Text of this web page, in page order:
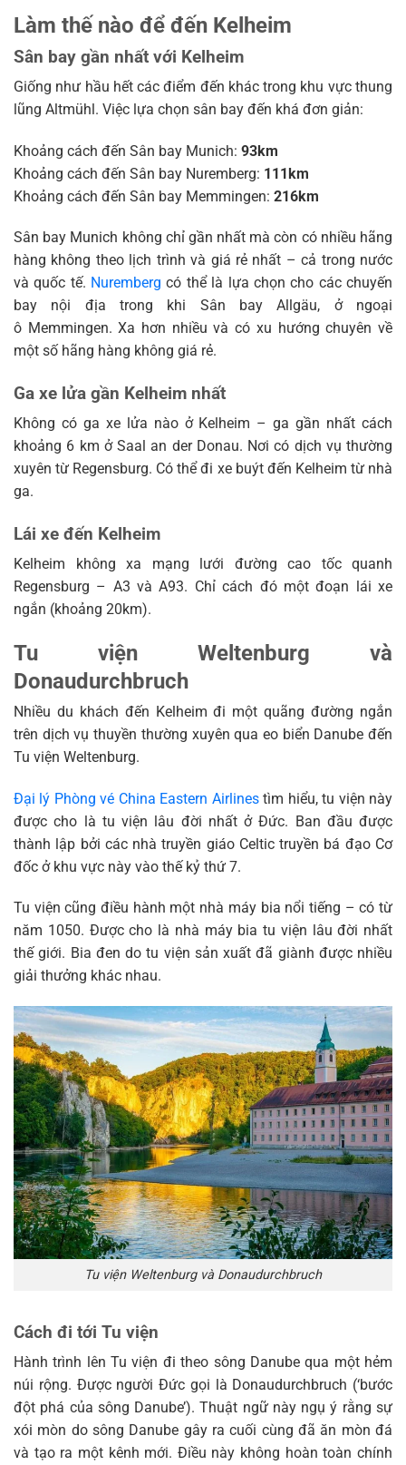
Làm thế nào để đến Kelheim
Sân bay gần nhất với Kelheim
Giống như hầu hết các điểm đến khác trong khu vực thung
lũng Altmühl. Việc lựa chọn sân bay đến khá đơn giản:
Khoảng cách đến Sân bay Munich: 93km
Khoảng cách đến Sân bay Nuremberg: 111km
Khoảng cách đến Sân bay Memmingen: 216km
Sân bay Munich không chỉ gần nhất mà còn có nhiều hãng
hàng không theo lịch trình và giá rẻ nhất – cả trong nước
và quốc tế. Nuremberg có thể là lựa chọn cho các chuyến
bay nội địa trong khi Sân bay Allgäu, ở ngoại
ô Memmingen. Xa hơn nhiều và có xu hướng chuyên về
một số hãng hàng không giá rẻ.
Ga xe lửa gần Kelheim nhất
Không có ga xe lửa nào ở Kelheim – ga gần nhất cách
khoảng 6 km ở Saal an der Donau. Nơi có dịch vụ thường
xuyên từ Regensburg. Có thể đi xe buýt đến Kelheim từ nhà
ga.
Lái xe đến Kelheim
Kelheim không xa mạng lưới đường cao tốc quanh
Regensburg – A3 và A93. Chỉ cách đó một đoạn lái xe
ngắn (khoảng 20km).
Tu viện Weltenburg và
Donaudurchbruch
Nhiều du khách đến Kelheim đi một quãng đường ngắn
trên dịch vụ thuyền thường xuyên qua eo biển Danube đến
Tu viện Weltenburg.
Đại lý Phòng vé China Eastern Airlinestìm hiểu, tu viện này
được cho là tu viện lâu đời nhất ở Đức. Ban đầu được
thành lập bởi các nhà truyền giáo Celtic truyền bá đạo Cơ
đốc ở khu vực này vào thế kỷ thứ 7.
Tu viện cũng điều hành một nhà máy bia nổi tiếng – có từ
năm 1050. Được cho là nhà máy bia tu viện lâu đời nhất
thế giới. Bia đen do tu viện sản xuất đã giành được nhiều
giải thưởng khác nhau.
Tu viện Weltenburg và Donaudurchbruch
Cách đi tới Tu viện
Hành trình lên Tu viện đi theo sông Danube qua một hẻm
núi rộng. Được người Đức gọi là Donaudurchbruch (‘bước
đột phá của sông Danube’). Thuật ngữ này ngụ ý rằng sự
xói mòn do sông Danube gây ra cuối cùng đã ăn mòn đá
và tạo ra một kênh mới. Điều này không hoàn toàn chính